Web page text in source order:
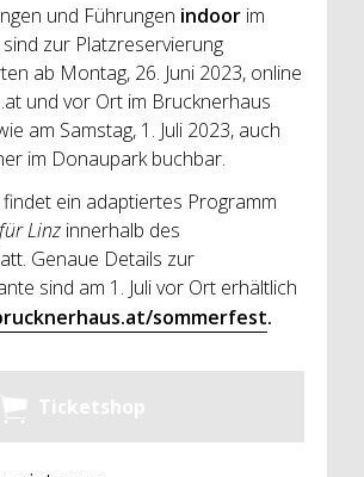
und Führungen indoor im
zur Platzreservierung
ab Montag, 26. Juni 2023, online
und vor Ort im Brucknerhaus
am Samstag, 1. Juli 2023, auch
im Donaupark buchbar.
ein adaptiertes Programm
Linz innerhalb des
Genaue Details zur
sind am 1. Juli vor Ort erhältlich
sommerfest.
Ticketshop